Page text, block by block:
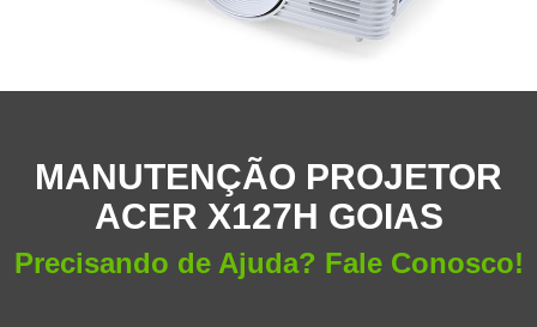
MANUTENÇÃO PROJETOR
ACER X127H GOIAS
Precisando de Ajuda? Fale Conosco!